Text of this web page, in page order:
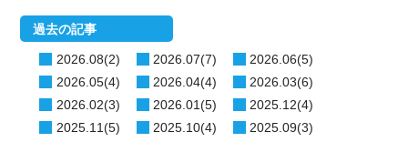
過去の記事
2026.08(2) 2026.07(7)
2026.06(5)
2026.05(4)
2026.04(4)
2026.03(6)
2026.02(3)
2026.01(5)
2025.12(4)
2025.11(5)
2025.10(4)
2025.09(3)